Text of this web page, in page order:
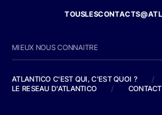
MIEUX NOUS CONNAITRE
ATLANTICO C'EST QUI, C'EST QUOI ?
/
LE RESEAU D'ATLANTICO
/ CONTACT